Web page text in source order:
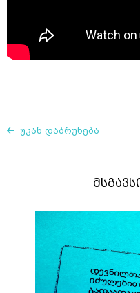
უკან დაბრუნება